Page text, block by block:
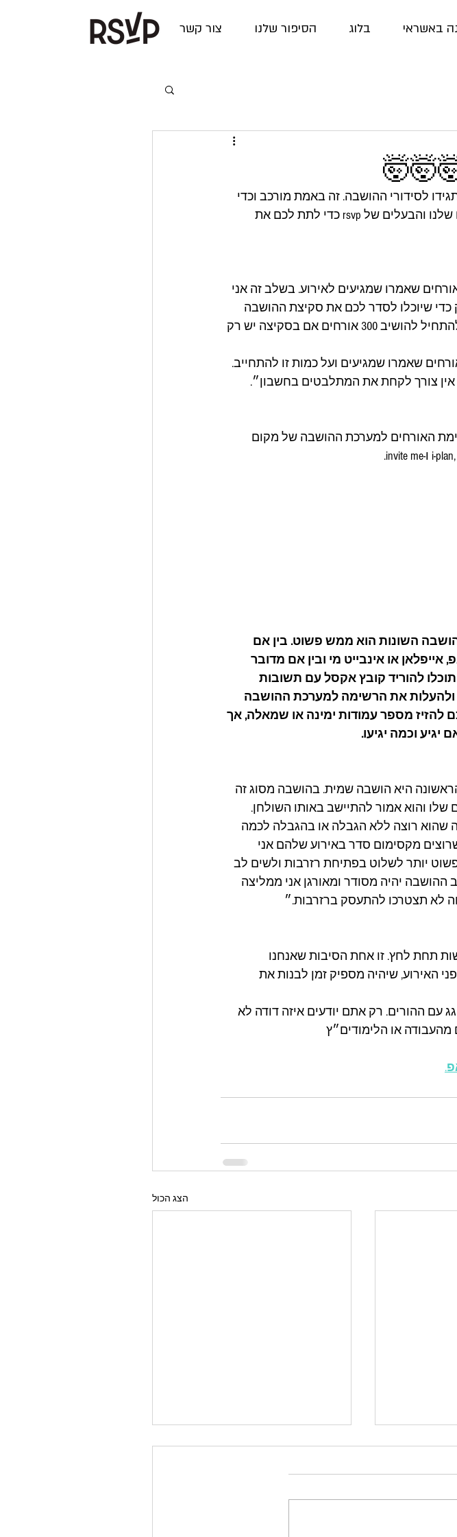
באשראי בלוג הסיפור שלנו צור קשר
לסידורי ההושבה. זה באמת מורכב וכדי
להוריד את הלחץ התיישבנו עם ליאור מנהלת האירועים שלנו והבעלים של rsvp כדי לתת לכם את
שאמרו שמגיעים לאירוע. בשלב זה אני
שיוכלו לסדר לכם את סקיצת ההושבה
(לפי כמות ההתחייבות יפתחו לכם שולחנות). אין טעם להתחיל להושיב 300 אורחים אם בסקיצה יש רק
שלנו היא להוריד 10% מכמות האורחים שאמרו שמגיעים ועל כמות זו להתחייב.
האורחים למערכת ההושבה של מקום
השונות הוא ממש פשוט. בין אם
או אינבייט מי ובין אם מדובר
להוריד קובץ אקסל עם תשובות
ולהעלות את הרשימה למערכת ההושבה
להזיז מספר עמודות ימינה או שמאלה, אך
וכמה יגיעו.
היא הושבה שמית. בהושבה מסוג זה
והוא אמור להתיישב באותו השולחן.
שהוא רוצה ללא הגבלה או בהגבלה לכמה
להתיישב בשולחנות 1-5. לזוגות שרוצים מקסימום סדר באירוע שלהם אני
יותר לשלוט בפתיחת רזרבות ולשים לב
יהיה מסודר ומאורגן אני ממליצה
לא תצטרכו להתעסק ברזרבות.״
תחת לחץ. זו אחת הסיבות שאנחנו
האירוע, שיהיה מספיק זמן לבנות את
עם ההורים. רק אתם יודעים איזה דודה לא
מהעבודה או הלימודים״ץ
.
הצג הכול